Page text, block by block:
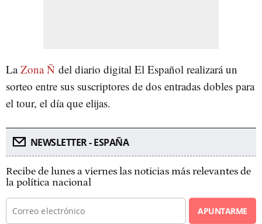
La Zona Ñ del diario digital El Español realizará un
sorteo entre sus suscriptores de dos entradas dobles para
el tour, el día que elijas.
NEWSLETTER - ESPAÑA
Recibe de lunes a viernes las noticias más relevantes de
la política nacional
APUNTARME